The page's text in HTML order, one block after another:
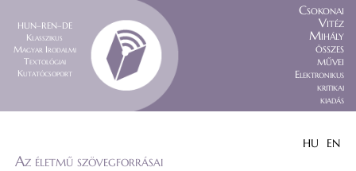
HUN–REN–DE
Klasszikus
Magyar Irodalmi
Textológiai
Kutatócsoport
Csokonai
Vitéz
Mihály
összes
művei
Elektronikus
kritikai
kiadás
HU EN
Az életmű szövegforrásai